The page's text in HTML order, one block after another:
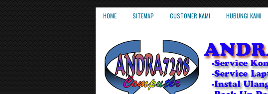
HOME SITEMAP CUSTOMER KAMI HUBUNGI KAMI